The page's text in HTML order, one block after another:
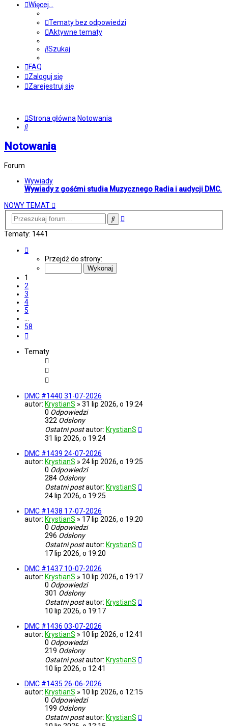
Więcej…
Tematy bez odpowiedzi
Aktywne tematy
Szukaj
FAQ
Zaloguj się
Zarejestruj się
Strona główna Notowania
Szukaj
Notowania
Forum
Wywiady
Wywiady z gośćmi studia Muzycznego Radia i audycji DMC.
NOWY TEMAT
SzukajWyszukiwanie
Tematy: 1441
Przejdź do strony:
1
2
3
4
5
…
58
Tematy
DMC #1440 31-07-2026
autor: KrystianS » 31 lip 2026, o 19:24
0 Odpowiedzi
322 Odsłony
Ostatni postautor: KrystianS
31 lip 2026, o 19:24
DMC #1439 24-07-2026
autor: KrystianS » 24 lip 2026, o 19:25
0 Odpowiedzi
284 Odsłony
Ostatni postautor: KrystianS
24 lip 2026, o 19:25
DMC #1438 17-07-2026
autor: KrystianS » 17 lip 2026, o 19:20
0 Odpowiedzi
296 Odsłony
Ostatni postautor: KrystianS
17 lip 2026, o 19:20
DMC #1437 10-07-2026
autor: KrystianS » 10 lip 2026, o 19:17
0 Odpowiedzi
301 Odsłony
Ostatni postautor: KrystianS
10 lip 2026, o 19:17
DMC #1436 03-07-2026
autor: KrystianS » 10 lip 2026, o 12:41
0 Odpowiedzi
219 Odsłony
Ostatni postautor: KrystianS
10 lip 2026, o 12:41
DMC #1435 26-06-2026
autor: KrystianS » 10 lip 2026, o 12:15
0 Odpowiedzi
199 Odsłony
Ostatni postautor: KrystianS